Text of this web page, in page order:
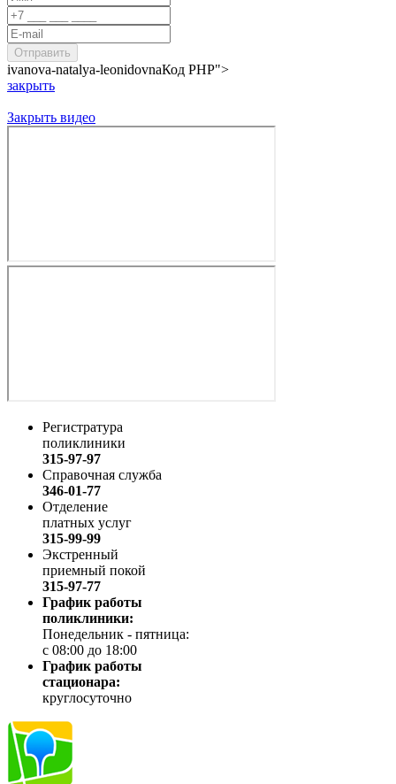
ivanova-natalya-leonidovnaКод PHP">
закрыть
Закрыть видео
Регистратура
поликлиники
315-97-97
Справочная служба
346-01-77
Отделение
платных услуг
315-99-99
Экстренный
приемный покой
315-97-77
График работы
поликлиники:
Понедельник - пятница:
с 08:00 до 18:00
График работы
стационара:
круглосуточно